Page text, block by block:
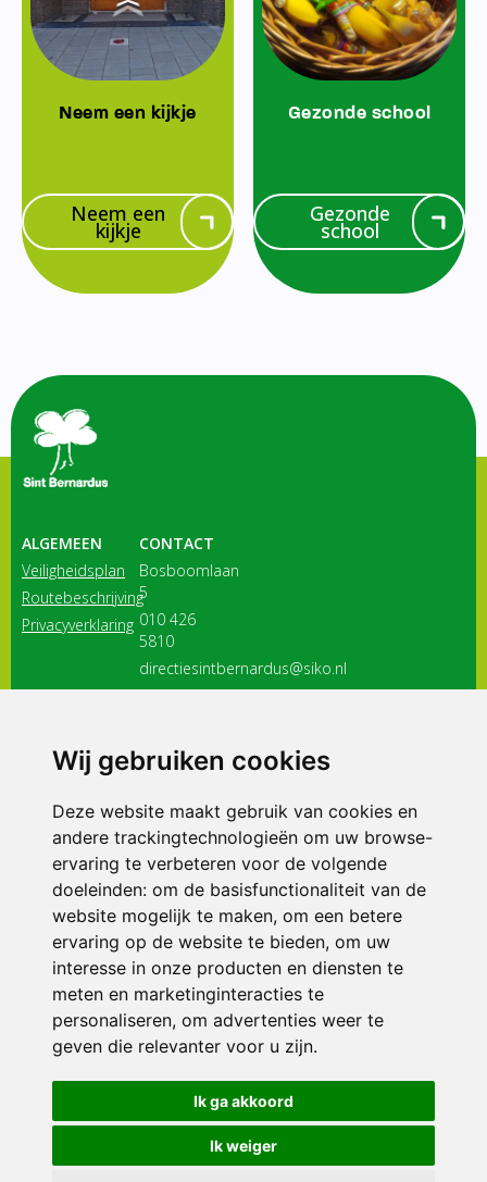
Wij gebruiken cookies
Deze website maakt gebruik van cookies en
andere trackingtechnologieën om uw browse-
ervaring te verbeteren voor de volgende
doeleinden: om de basisfunctionaliteit van de
website mogelijk te maken, om een betere
ervaring op de website te bieden, om uw
interesse in onze producten en diensten te
meten en marketinginteracties te
personaliseren, om advertenties weer te
geven die relevanter voor u zijn.
Ik ga akkoord
Ik weiger
Neem een kijkje
Neem een
kijkje
Gezonde school
Gezonde
school
ALGEMEEN
Veiligheidsplan
Routebeschrijving
Privacyverklaring
CONTACT
Bosboomlaan
5
010 426
5810
directiesintbernardus@siko.nl
3116 JB
ONDERDEEL VAN
© 2026 Sint Bernardus | Alle rechten voorbehouden
Privacy policy|Disclaimer| Klachtenregeling|RSIN en Anbi
voorkeuren
Crealisatie The MindOffice